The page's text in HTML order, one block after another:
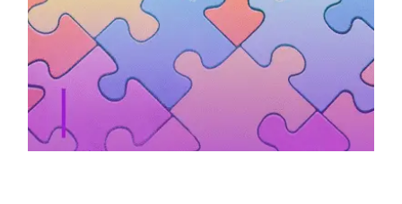
Choisir une orientation. Accompagner
l’adolescent dans sa singularité : le livre
de Patrick Chaffaut